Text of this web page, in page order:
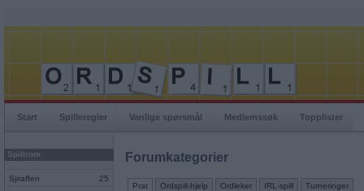
Start Spilleregler Vanlige spørsmål Medlemssøk Topplister
Spillrom
Sjiraffen 25
Forumkategorier
Prat Ordspill-hjelp Ordleker IRL-spill Turneringer